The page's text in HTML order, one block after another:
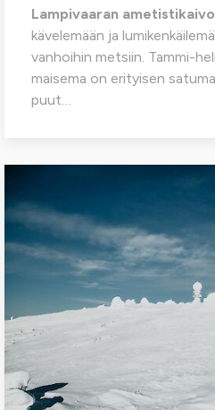
Lampivaaran
kävelemään ja
vanhoihin metsiin. Tammi-
maisema on erityisen
puut…